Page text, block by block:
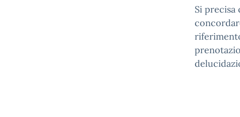
Si precisa